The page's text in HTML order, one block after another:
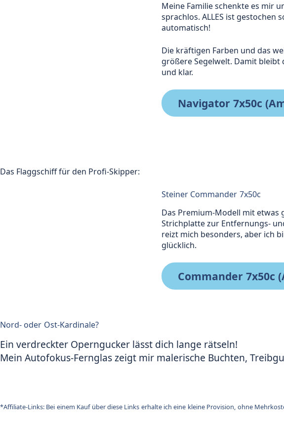
Meine Familie schenkte es mir
sprachlos. ALLES ist gestochen
automatisch!
Die kräftigen Farben und das
größere Segelwelt. Damit bleibt
und klar.
Navigator 7x50c
Das Flaggschiff für den Profi-Skipper:
Steiner Commander 7x50c
Das Premium-Modell mit etwas
Strichplatte zur Entfernungs-
reizt mich besonders, aber ich
glücklich.
Commander 7x50c
Nord- oder Ost-Kardinale?
Ein verdreckter Operngucker lässt dich lange rätseln!
Mein Autofokus-Fernglas zeigt mir malerische Buchten,
*Affiliate-Links: Bei einem Kauf über diese Links erhalte ich eine kleine Provision, ohne